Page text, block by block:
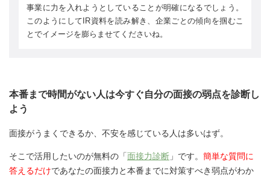
事業に力を入れようとしていることが明確になるでしょう。
このようにしてIR資料を読み解き、企業ごとの傾向を掴むこ
とでイメージを膨らませてくださいね。
本番まで時間がない人は今すぐ自分の面接の弱点を診断し
よう
面接がうまくできるか、不安を感じている人は多いはず。
そこで活用したいのが無料の「面接力診断 」です。 簡単な質問に
答えるだけであなたの面接力と本番までに対策すべき弱点がわか